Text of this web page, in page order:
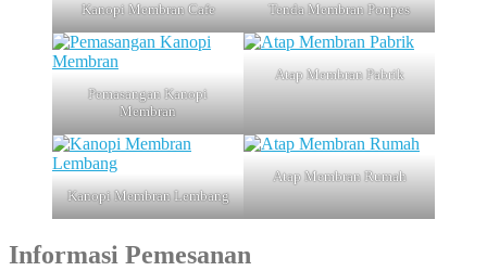
Kanopi Membran Cafe Tenda Membran Ponpes
Pemasangan Kanopi
Membran
Atap Membran Pabrik
Kanopi Membran Lembang
Atap Membran Rumah
Informasi Pemesanan